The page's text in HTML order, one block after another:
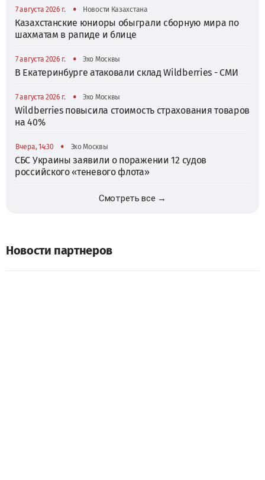
7 августа 2026 г. • Новости Казахстана
Казахстанские юниоры обыграли сборную мира по
шахматам в рапиде и блице
7 августа 2026 г. • Эхо Москвы
В Екатеринбурге атаковали склад Wildberries - СМИ
7 августа 2026 г. • Эхо Москвы
Wildberries повысила стоимость страхования товаров
на 40%
Вчера, 14:30 • Эхо Москвы
СБС Украины заявили о поражении 12 судов
российского «теневого флота»
Смотреть все →
Новости партнеров